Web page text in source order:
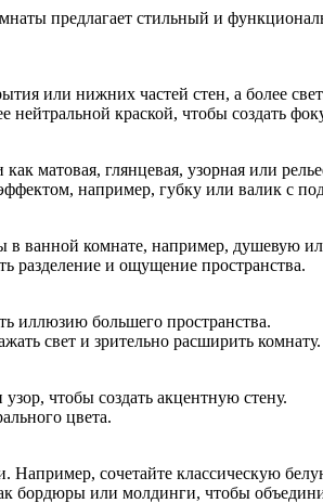
плитка
стен
предлагает стильный и
или нижних частей стен, а более
краской, чтобы создать
матовая, глянцевая, узорная или
например, губку или валик с
в ванной комнате, например, душевую
разделение и ощущение пространства.
иллюзию большего пространства.
свет и зрительно расширить комнату.
чтобы создать акцентную стену.
цвета.
Например, сочетайте классическую
бордюры или молдинги, чтобы